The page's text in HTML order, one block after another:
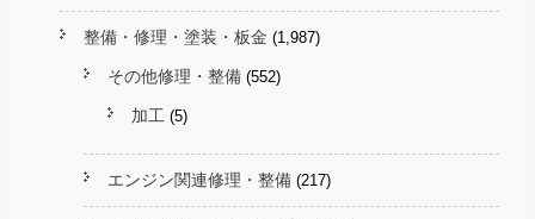
整備・修理・塗装・板金 (1,987)
その他修理・整備 (552)
加工 (5)
エンジン関連修理・整備 (217)